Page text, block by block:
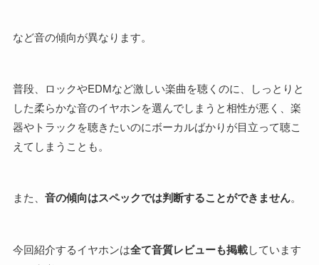
など音の傾向が異なります。
普段、ロックやEDMなど激しい楽曲を聴くのに、しっとりと
した柔らかな音のイヤホンを選んでしまうと相性が悪く、楽
器やトラックを聴きたいのにボーカルばかりが目立って聴こ
えてしまうことも。
また、 音の傾向はスペックでは判断することができません。
今回紹介するイヤホンは全て音質レビューも掲載しています